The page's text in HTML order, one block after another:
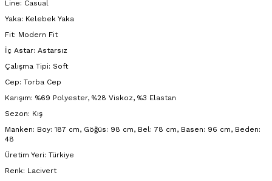
Line: Casual
Yaka: Kelebek Yaka
Fit: Modern Fit
İç Astar: Astarsız
Çalışma Tipi: Soft
Cep: Torba Cep
Karışım: %69 Polyester, %28 Viskoz, %3 Elastan
Sezon: Kış
Manken: Boy: 187 cm, Göğüs: 98 cm, Bel: 78 cm, Basen: 96 cm, Beden:
48
Üretim Yeri: Türkiye
Renk: Lacivert